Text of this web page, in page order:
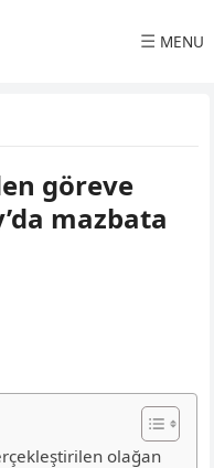
☰ MENU
göreve
mazbata
olağan